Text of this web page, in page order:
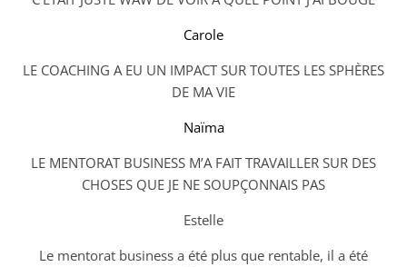
Carole
LE COACHING A EU UN IMPACT SUR TOUTES LES SPHÈRES
DE MA VIE
Naïma
LE MENTORAT BUSINESS M’A FAIT TRAVAILLER SUR DES
CHOSES QUE JE NE SOUPÇONNAIS PAS
Estelle
Le mentorat business a été plus que rentable, il a été